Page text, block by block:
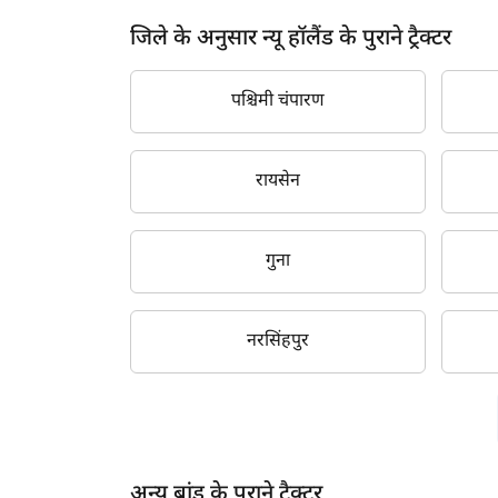
भागलपुर
रोहतास
रायपुर
शाहडोल
2009
2007
2003
जिले के अनुसार न्यू हॉलैंड के पुराने ट्रैक्टर
पश्चिमी चंपारण
रायसेन
गुना
नरसिंहपुर